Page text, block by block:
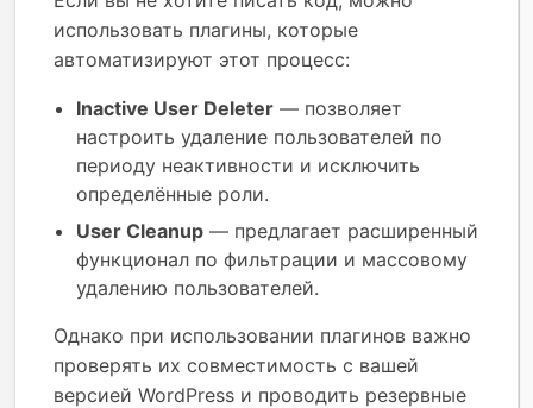
использовать плагины, которые
автоматизируют этот процесс:
Inactive User Deleter — позволяет
настроить удаление пользователей по
периоду неактивности и исключить
определённые роли.
User Cleanup — предлагает расширенный
функционал по фильтрации и массовому
удалению пользователей.
Однако при использовании плагинов важно
проверять их совместимость с вашей
версией WordPress и проводить резервные